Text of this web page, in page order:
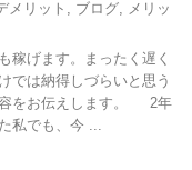
メリット , ブログ, メリッ
稼げます。まったく遅く
では納得しづらいと思う
容をお伝えします。 2年
私でも、今 ...